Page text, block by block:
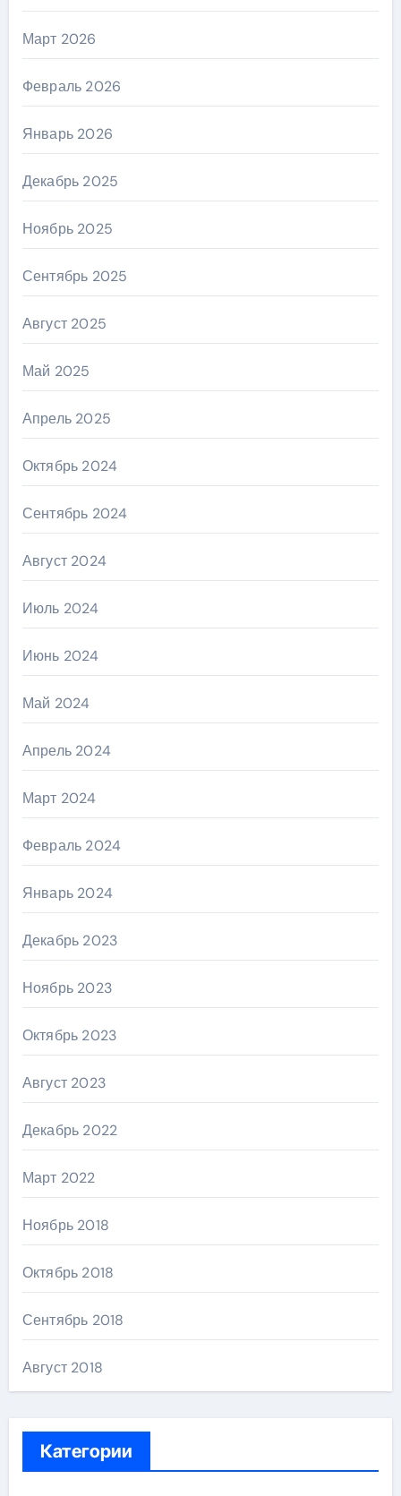
Март 2026
Февраль 2026
Январь 2026
Декабрь 2025
Ноябрь 2025
Сентябрь 2025
Август 2025
Май 2025
Апрель 2025
Октябрь 2024
Сентябрь 2024
Август 2024
Июль 2024
Июнь 2024
Май 2024
Апрель 2024
Март 2024
Февраль 2024
Январь 2024
Декабрь 2023
Ноябрь 2023
Октябрь 2023
Август 2023
Декабрь 2022
Март 2022
Ноябрь 2018
Октябрь 2018
Сентябрь 2018
Август 2018
Категории